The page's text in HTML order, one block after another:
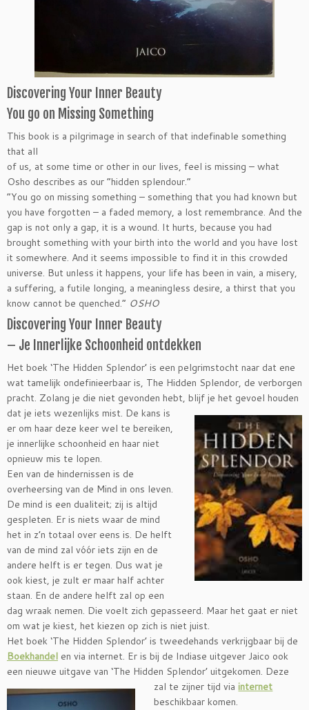
Discovering Your Inner Beauty
You go on Missing Something
This book is a pilgrimage in search of that indefinable something
that all
of us, at some time or other in our lives, feel is missing – what
Osho describes as our “hidden splendour.”
“You go on missing something – something that you had known but
you have forgotten – a faded memory, a lost remembrance. And the
gap is not only a gap, it is a wound. It hurts, because you had
brought something with your birth into the world and you have lost
it somewhere. And it seems impossible to find it in this crowded
universe. But unless it happens, your life has been in vain, a misery,
a suffering, a futile longing, a meaningless desire, a thirst that you
know cannot be quenched.” OSHO
Discovering Your Inner Beauty
– Je Innerlijke Schoonheid ontdekken
Het boek ‘The Hidden Splendor’ is een pelgrimstocht naar dat ene
wat tamelijk ondefinieerbaar is, The Hidden Splendor, de verborgen
pracht. Zolang je die niet gevonden hebt, blijf je het gevoel houden
dat je iets wezenlijks mist. De kans is
er om haar deze keer wel te bereiken,
je innerlijke schoonheid en haar niet
opnieuw mis te lopen.
Een van de hindernissen is de
overheersing van de Mind in ons leven.
De mind is een dualiteit; zij is altijd
gespleten. Er is niets waar de mind
het in z’n totaal over eens is. De helft
van de mind zal vóór iets zijn en de
andere helft is er tegen. Dus wat je
ook kiest, je zult er maar half achter
staan. En de andere helft zal op een
dag wraak nemen. Die voelt zich gepasseerd. Maar het gaat er niet
om wat je kiest, het kiezen op zich is niet juist.
Het boek ‘The Hidden Splendor’ is tweedehands verkrijgbaar bij de
Boekhandel en via internet. Er is bij de Indiase uitgever Jaico ook
een nieuwe uitgave van ‘The Hidden Splendor’ uitgekomen. Deze
zal te zijner tijd via internet
beschikbaar komen.